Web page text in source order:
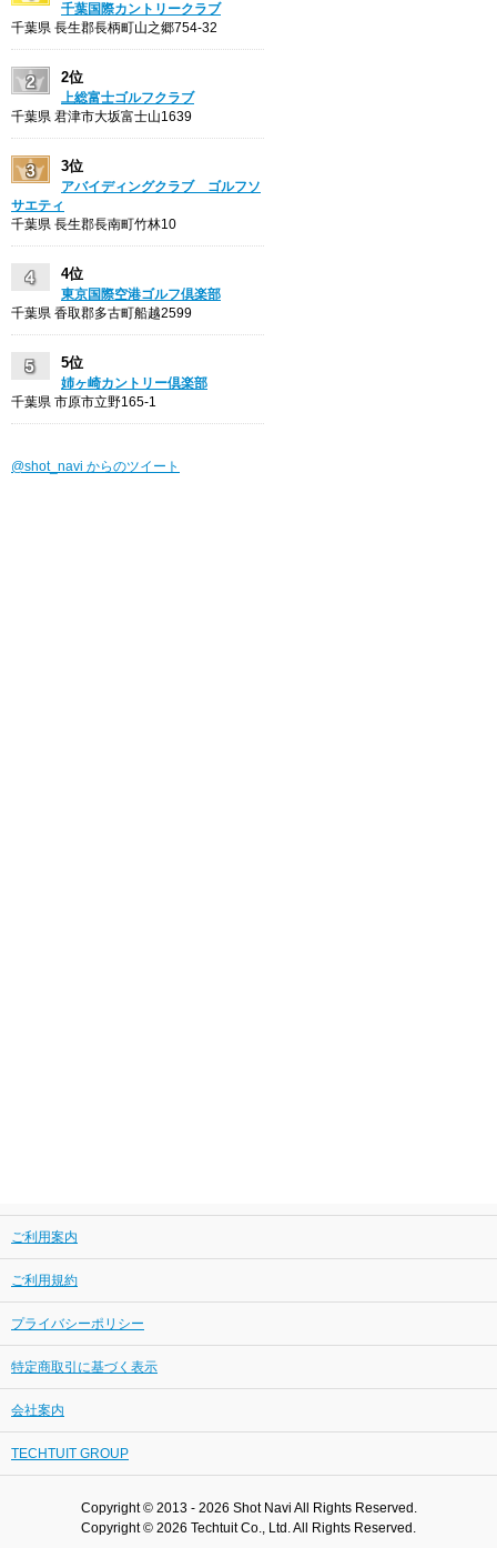
千葉国際カントリークラブ
千葉県 長生郡長柄町山之郷754-32
2位
上総富士ゴルフクラブ
千葉県 君津市大坂富士山1639
3位
アバイディングクラブ ゴルフソ
サエティ
千葉県 長生郡長南町竹林10
4位
東京国際空港ゴルフ倶楽部
千葉県 香取郡多古町船越2599
5位
姉ヶ崎カントリー倶楽部
千葉県 市原市立野165-1
@shot_navi からのツイート
ご利用案内
ご利用規約
プライバシーポリシー
特定商取引に基づく表示
会社案内
TECHTUIT GROUP
Copyright © 2013 - 2026 Shot Navi All Rights Reserved.
Copyright © 2026 Techtuit Co., Ltd. All Rights Reserved.